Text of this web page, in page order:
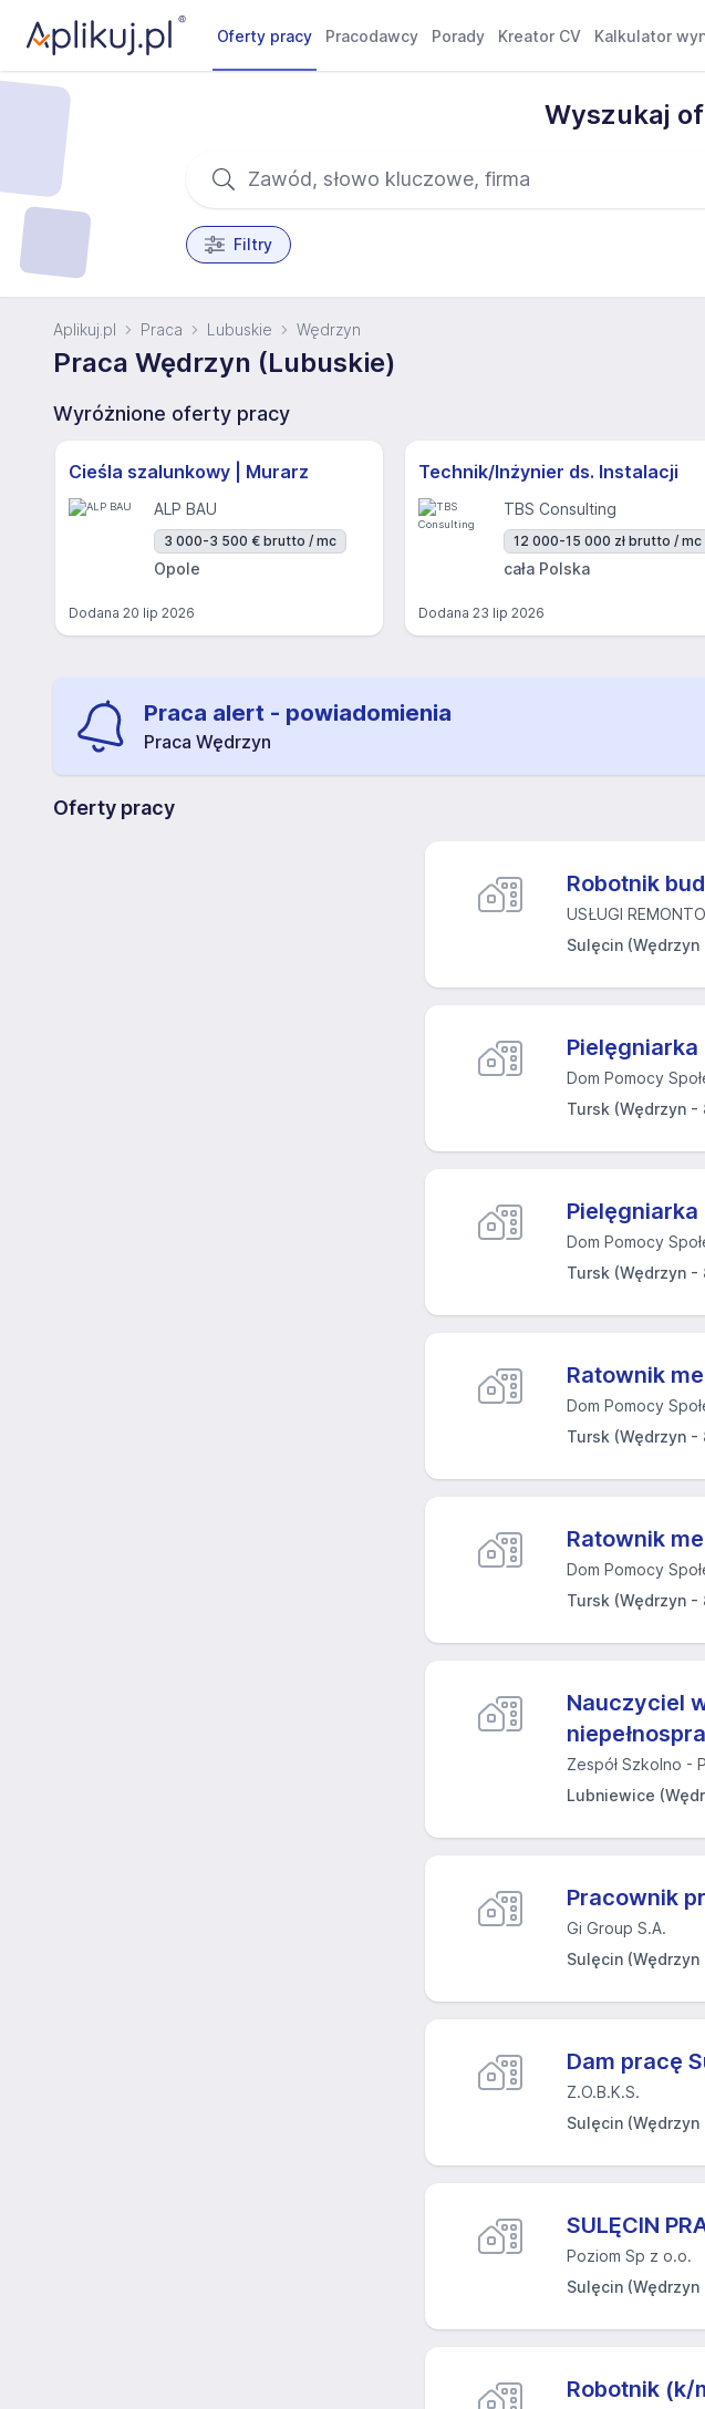
Oferty pracy Pracodawcy Porady Kreator CV Kalkulator
Wyszukaj
Filtry
Aplikuj.pl Praca Lubuskie Wędrzyn
Praca Wędrzyn (Lubuskie)
Wyróżnione oferty pracy
Cieśla szalunkowy | Murarz
ALP BAU
3 000-3 500 € brutto / mc
Opole
Dodana 20 lip 2026
Technik/Inżynier ds. Instalacji
TBS Consulting
12 000-15 000 zł brutto / mc
cała Polska
Dodana 23 lip 2026
Praca alert - powiadomienia
Praca Wędrzyn
Oferty pracy
Robotnik
USŁUGI
Sulęcin (Wędrzyn
Dom Pomocy
Tursk (Wędrzyn -
Dom Pomocy
Tursk (Wędrzyn -
Ratownik
Dom Pomocy
Tursk (Wędrzyn -
Ratownik
Dom Pomocy
Tursk (Wędrzyn -
Nauczyciel
Zespół Szkolno -
Lubniewice
Pracownik
Gi Group S.A.
Sulęcin (Wędrzyn
Dam pracę
Z.O.B.K.S.
Sulęcin (Wędrzyn
SULĘCIN
Poziom Sp z o.o.
Sulęcin (Wędrzyn
Robotnik (k/